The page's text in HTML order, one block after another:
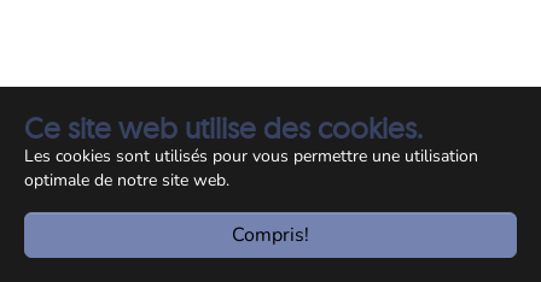
Ce site web utilise des cookies.
Les cookies sont utilisés pour vous permettre une utilisation
optimale de notre site web.
Compris!